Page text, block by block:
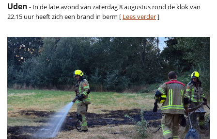
Uden - In de late avond van zaterdag 8 augustus rond de klok van
22.15 uur heeft zich een brand in berm [ Lees verder]